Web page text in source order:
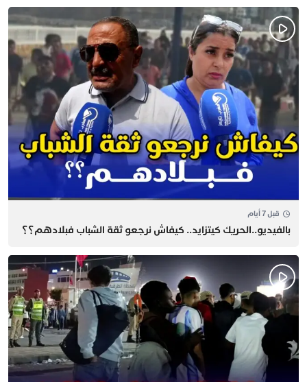
قبل 7 أيام
بالفيديو..الحريك كيتزايد.. كيفاش نرجعو ثقة الشباب فبلادهم؟؟